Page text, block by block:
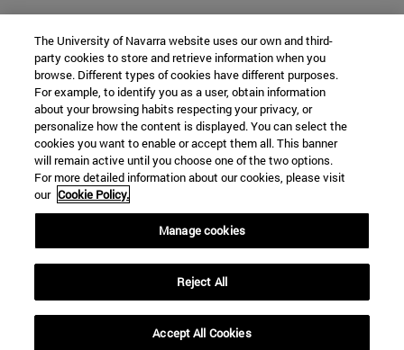
The University of Navarra website uses our own and third-
party cookies to store and retrieve information when you
browse. Different types of cookies have different purposes.
For example, to identify you as a user, obtain information
about your browsing habits respecting your privacy, or
personalize how the content is displayed. You can select the
cookies you want to enable or accept them all. This banner
will remain active until you choose one of the two options.
For more detailed information about our cookies, please visit
our Cookie Policy.
Manage cookies
Reject All
Accept All Cookies